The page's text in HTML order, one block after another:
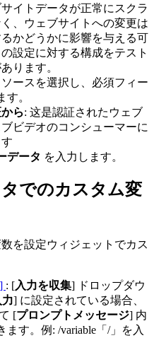
イトデータが正常にスクラ
、ウェブサイトへの変更は
かどうかに影響を与える可
設定に対する構成をテスト
ります。
ースを選択し、必須フィー
す。
ら: 这是認証されたウェブ
ビデオのコンシューマーに
データ を入力します。
でのカスタム変
を設定ウィジェットでカス
] : [入力を収集] ドロップダウ
] に設定されている場合、
[プロンプトメッセージ] 内
す。例: /variable「/」を入